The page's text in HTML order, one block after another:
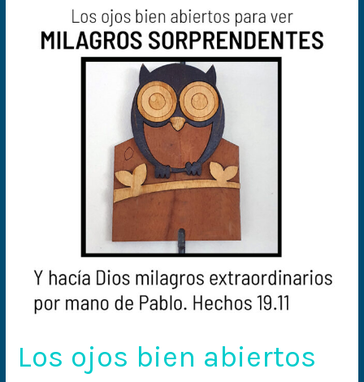
Los ojos bien abiertos